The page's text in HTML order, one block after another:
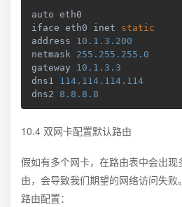
auto eth0
iface eth0 inet static
address 10.1 .3 .200
netmask 255.255 .255 .0
gateway 10.1 .3 .3
dns1 114.114 .114 .114
dns2 8.8 .8 .8
10.4 双网卡配置默认路由
假如有多个网卡，在路由表中会出
由，会导致我们期望的网络访问失
路由配置：